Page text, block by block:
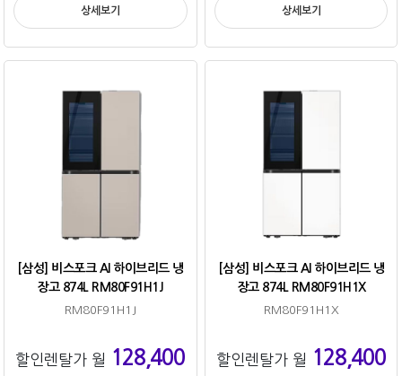
상세보기 상세보기
[삼성] 비스포크 AI 하이브리드 냉
장고 874L RM80F91H1J
RM80F91H1J
할인렌탈가 월 128,400
[삼성] 비스포크 AI 하이브리드 냉
장고 874L RM80F91H1X
RM80F91H1X
할인렌탈가 월 128,400